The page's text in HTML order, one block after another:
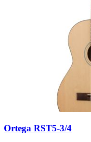
Ortega RST5-3/4